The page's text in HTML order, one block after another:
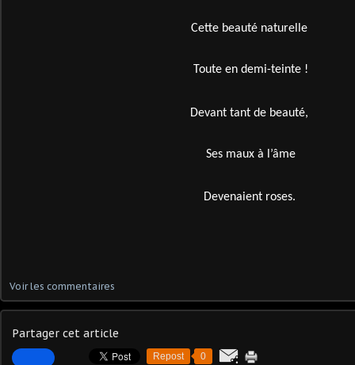
Cette beauté naturelle
Toute en demi-teinte !
Devant tant de beauté,
Ses maux à l’âme
Devenaient roses.
Voir les commentaires
Partager cet article
Repost 0